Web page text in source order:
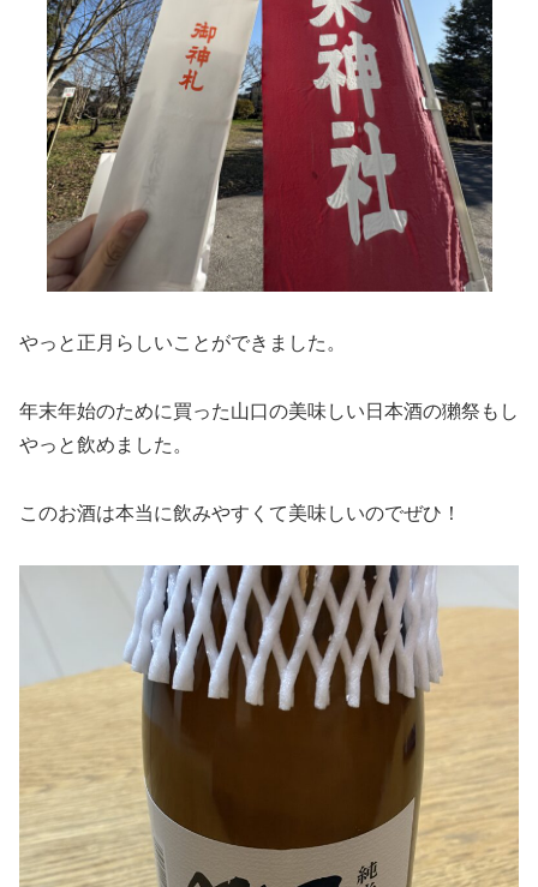
やっと正月らしいことができました。
年末年始のために買った山口の美味しい日本酒の獺祭もし
やっと飲めました。
このお酒は本当に飲みやすくて美味しいのでぜひ！